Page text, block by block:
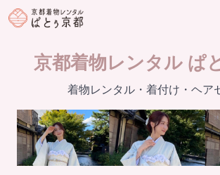
Skip
京都着物レンタル ぱ
着物レンタル・着付け・ヘア